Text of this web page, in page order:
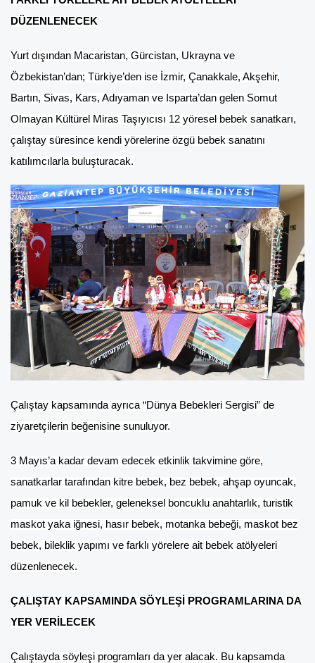
DÜZENLENECEK
Yurt dışından Macaristan, Gürcistan, Ukrayna ve
Özbekistan’dan; Türkiye’den ise İzmir, Çanakkale, Akşehir,
Bartın, Sivas, Kars, Adıyaman ve Isparta’dan gelen Somut
Olmayan Kültürel Miras Taşıyıcısı 12 yöresel bebek sanatkarı,
çalıştay süresince kendi yörelerine özgü bebek sanatını
katılımcılarla buluşturacak.
Çalıştay kapsamında ayrıca “Dünya Bebekleri Sergisi” de
ziyaretçilerin beğenisine sunuluyor.
3 Mayıs’a kadar devam edecek etkinlik takvimine göre,
sanatkarlar tarafından kitre bebek, bez bebek, ahşap oyuncak,
pamuk ve kil bebekler, geleneksel boncuklu anahtarlık, turistik
maskot yaka iğnesi, hasır bebek, motanka bebeği, maskot bez
bebek, bileklik yapımı ve farklı yörelere ait bebek atölyeleri
düzenlenecek.
ÇALIŞTAY KAPSAMINDA SÖYLEŞİ PROGRAMLARINA DA
YER VERİLECEK
Çalıştayda söyleşi programları da yer alacak. Bu kapsamda